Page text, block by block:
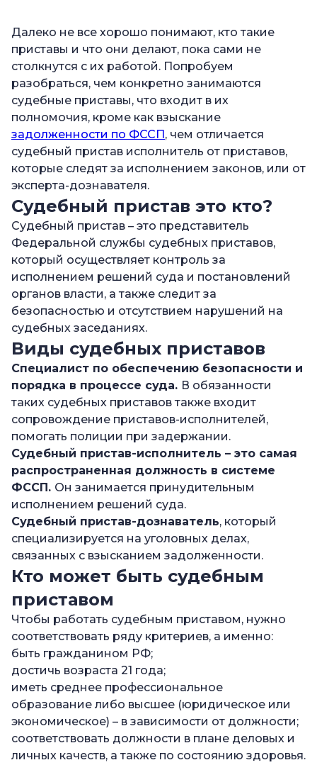
—Обязанности судебных приставов
—Ответственность судебных приставов
—Что грозит должникам?
—В какое время приходят приставы
Какие документы должен предъявить
пристав
—Как отсрочить визит судебного пристава?
—Этапы взыскания и наложения ареста
—Что ожидает судебного пристава за
превышение полномочий
—Опись имущества при отсутствии должника
—Что происходит со взысканным имуществом
—Где узнать о своих долгах?
Далеко не все хорошо понимают, кто такие
приставы и что они делают, пока сами не
столкнутся с их работой. Попробуем
разобраться, чем конкретно занимаются
судебные приставы, что входит в их
полномочия, кроме как взыскание
задолженности по ФССП, чем отличается
судебный пристав исполнитель от приставов,
которые следят за исполнением законов, или от
эксперта-дознавателя.
Судебный пристав это кто?
Судебный пристав – это представитель
Федеральной службы судебных приставов,
который осуществляет контроль за
исполнением решений суда и постановлений
органов власти, а также следит за
безопасностью и отсутствием нарушений на
судебных заседаниях.
Виды судебных приставов
Специалист по обеспечению безопасности и
порядка в процессе суда. В обязанности
таких судебных приставов также входит
сопровождение приставов-исполнителей,
помогать полиции при задержании.
Судебный пристав-исполнитель – это самая
распространенная должность в системе
ФССП. Он занимается принудительным
исполнением решений суда.
Судебный пристав-дознаватель, который
специализируется на уголовных делах,
связанных с взысканием задолженности.
Кто может быть судебным
приставом
Чтобы работать судебным приставом, нужно
соответствовать ряду критериев, а именно:
быть гражданином РФ;
достичь возраста 21 года;
иметь среднее профессиональное
образование либо высшее (юридическое или
экономическое) – в зависимости от должности;
соответствовать должности в плане деловых и
личных качеств, а также по состоянию здоровья.